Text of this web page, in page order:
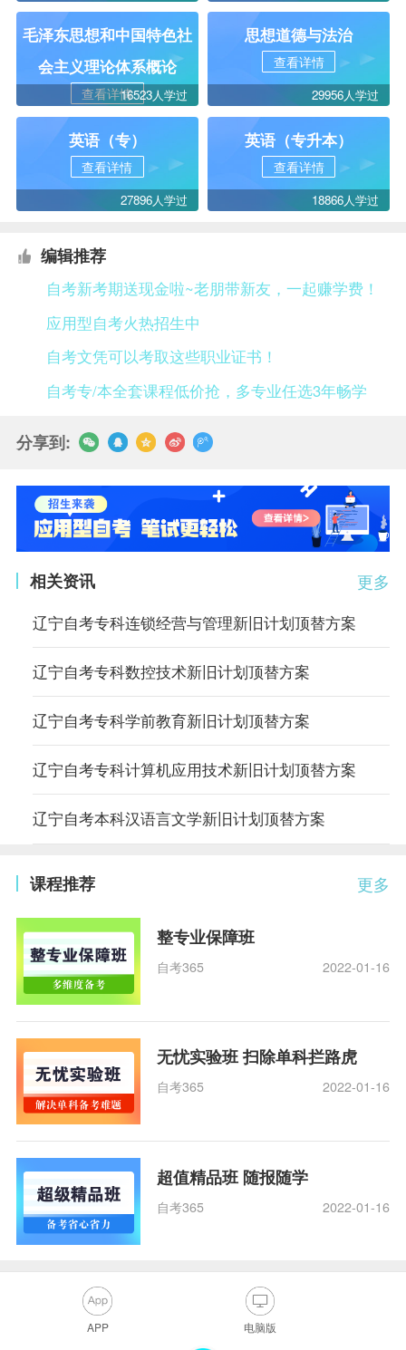
毛泽东思想和中国特色社
会主义理论体系概论
查看详情16523人学过
思想道德与法治
查看详情
29956人学过
英语（专）
查看详情
27896人学过
英语（专升本）
查看详情
18866人学过
编辑推荐
自考新考期送现金啦~老朋带新友，一起赚学费！
应用型自考火热招生中
自考文凭可以考取这些职业证书！
自考专/本全套课程低价抢，多专业任选3年畅学
分享到:
更多
相关资讯
辽宁自考专科连锁经营与管理新旧计划顶替方案
辽宁自考专科数控技术新旧计划顶替方案
辽宁自考专科学前教育新旧计划顶替方案
辽宁自考专科计算机应用技术新旧计划顶替方案
辽宁自考本科汉语言文学新旧计划顶替方案
更多
课程推荐
整专业保障班
自考365 2022-01-16
无忧实验班 扫除单科拦路虎
自考365 2022-01-16
超值精品班 随报随学
自考365 2022-01-16
APP 电脑版